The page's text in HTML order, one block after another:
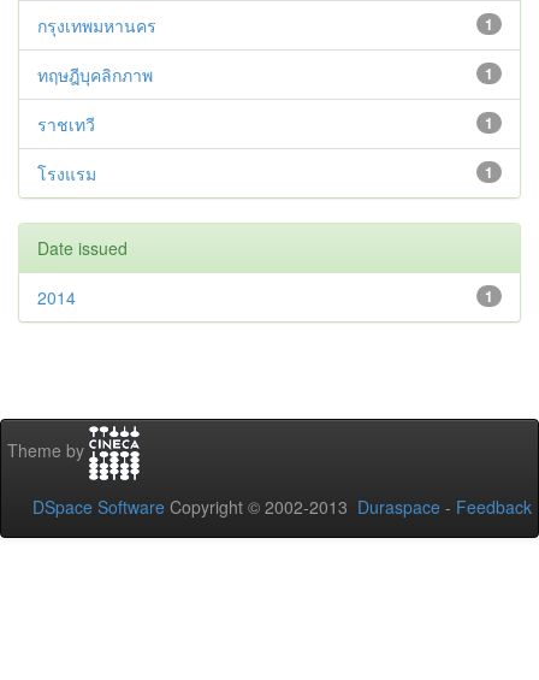
1
กรุงเทพมหานคร
1
ทฤษฎีบุคลิกภาพ
1
ราชเทวี
1
โรงแรม
Date issued
1
2014
Theme by
DSpace Software Copyright © 2002-2013 Duraspace - Feedback